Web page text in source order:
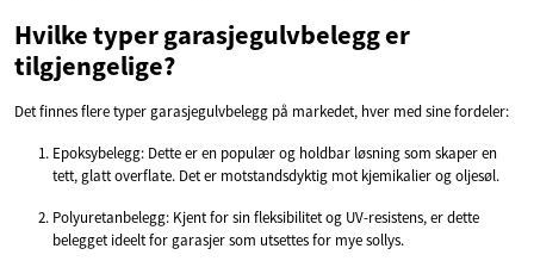
Hvilke typer garasjegulvbelegg er
tilgjengelige?
Det finnes flere typer garasjegulvbelegg på markedet, hver med sine fordeler:
Epoksybelegg: Dette er en populær og holdbar løsning som skaper en
tett, glatt overflate. Det er motstandsdyktig mot kjemikalier og oljesøl.
Polyuretanbelegg: Kjent for sin fleksibilitet og UV-resistens, er dette
belegget ideelt for garasjer som utsettes for mye sollys.